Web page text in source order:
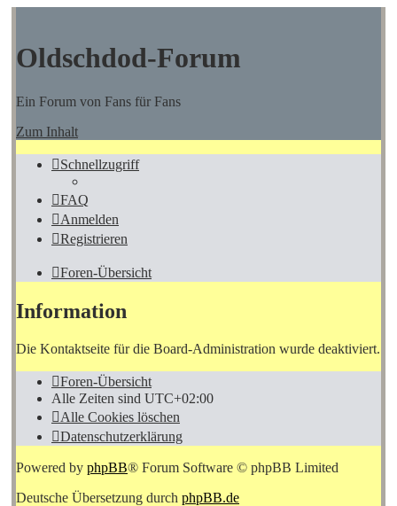
Oldschdod-Forum
Ein Forum von Fans für Fans
Zum Inhalt
Schnellzugriff
FAQ
Anmelden
Registrieren
Foren-Übersicht
Information
Die Kontaktseite für die Board-Administration wurde deaktiviert.
Foren-Übersicht
Alle Zeiten sind UTC+02:00
Alle Cookies löschen
Datenschutzerklärung
Powered by phpBB® Forum Software © phpBB Limited
Deutsche Übersetzung durch phpBB.de